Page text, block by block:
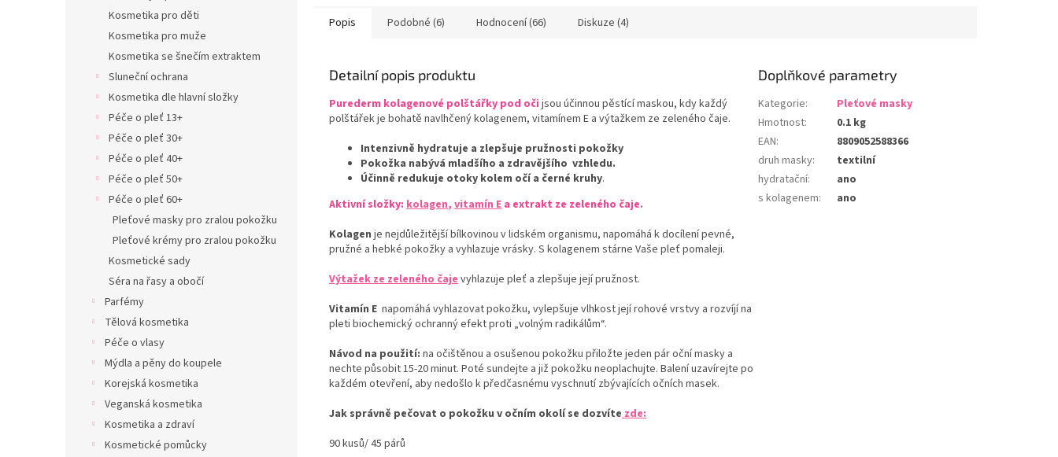
Kosmetika pro děti
Kosmetika pro muže
Kosmetika se šnečím extraktem
Sluneční ochrana
Kosmetika dle hlavní složky
Péče o pleť 13+
Péče o pleť 30+
Péče o pleť 40+
Péče o pleť 50+
Péče o pleť 60+
Pleťové masky pro zralou pokožku
Pleťové krémy pro zralou pokožku
Kosmetické sady
Séra na řasy a obočí
Parfémy
Tělová kosmetika
Péče o vlasy
Mýdla a pěny do koupele
Korejská kosmetika
Veganská kosmetika
Kosmetika a zdraví
Kosmetické pomůcky
Popis Podobné (6) Hodnocení (66) Diskuze (4)
Detailní popis produktu
Purederm kolagenové polštářky pod oči jsou účinnou pěstící maskou, kdy každý
polštářek je bohatě navlhčený kolagenem, vitamínem E a výtažkem ze zeleného čaje.
Intenzivně hydratuje a zlepšuje pružnosti pokožky
Pokožka nabývá mladšího a zdravějšího vzhledu.
Účinně redukuje otoky kolem očí a černé kruhy.
Aktivní složky: kolagen, vitamín E a extrakt ze zeleného čaje.
Kolagen je nejdůležitější bílkovinou v lidském organismu, napomáhá k docílení pevné,
pružné a hebké pokožky a vyhlazuje vrásky. S kolagenem stárne Vaše pleť pomaleji.
Výtažek ze zeleného čajevyhlazuje pleť a zlepšuje její pružnost.
Vitamín E napomáhá vyhlazovat pokožku, vylepšuje vlhkost její rohové vrstvy a rozvíjí na
pleti biochemický ochranný efekt proti „volným radikálům“.
Návod na použití: na očištěnou a osušenou pokožku přiložte jeden pár oční masky a
nechte působit 15-20 minut. Poté sundejte a již pokožku neoplachujte. Balení uzavírejte po
každém otevření, aby nedošlo k předčasnému vyschnutí zbývajících očních masek.
Jak správně pečovat o pokožku v očním okolí se dozvíte zde:
90 kusů/ 45 párů
Doplňkové parametry
Kategorie:
Pleťové masky
Hmotnost:
0.1 kg
EAN:
8809052588366
druh masky:
textilní
hydratační:
ano
s kolagenem: ano